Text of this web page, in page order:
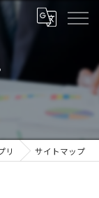
リ サイトマップ